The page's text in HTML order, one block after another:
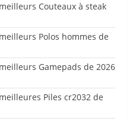
Couteaux à steak
Polos hommes de
Gamepads de 2026
Piles cr2032 de